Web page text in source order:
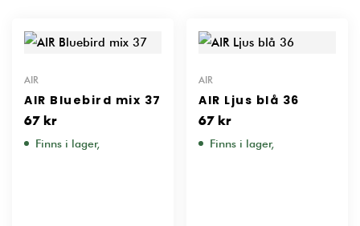
AIR
AIR Bluebird mix 37
67 kr
Finns i lager,
AIR
AIR Ljus blå 36
67 kr
Finns i lager,